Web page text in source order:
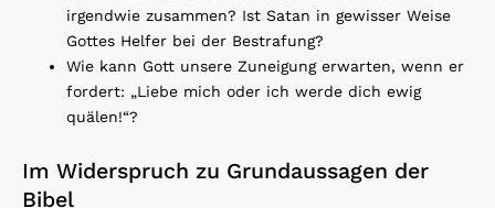
irgendwie zusammen? Ist Satan in gewisser Weise
Gottes Helfer bei der Bestrafung?
Wie kann Gott unsere Zuneigung erwarten, wenn er
fordert: „Liebe mich oder ich werde dich ewig
quälen!“?
Im Widerspruch zu Grundaussagen der
Bibel